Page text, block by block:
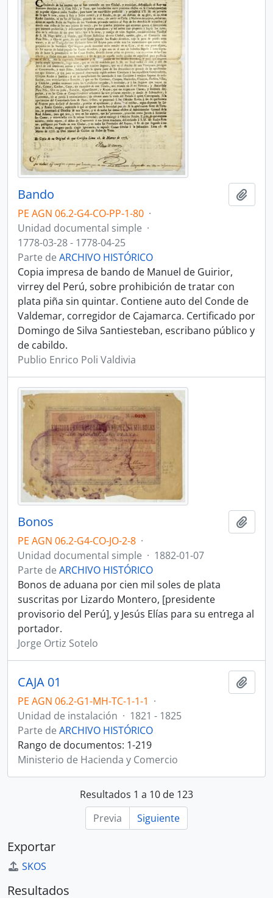
Bando
PE AGN 06.2-G4-CO-PP-1-80 ·
Unidad documental simple ·
1778-03-28 - 1778-04-25
Parte de ARCHIVO HISTÓRICO
Copia impresa de bando de Manuel de Guirior,
virrey del Perú, sobre prohibición de tratar con
plata piña sin quintar. Contiene auto del Conde de
Valdemar, corregidor de Cajamarca. Certificado por
Domingo de Silva Santiesteban, escribano público y
de cabildo.
Publio Enrico Poli Valdivia
Bonos
PE AGN 06.2-G4-CO-JO-2-8 ·
Unidad documental simple · 1882-01-07
Parte de ARCHIVO HISTÓRICO
Bonos de aduana por cien mil soles de plata
suscritas por Lizardo Montero, [presidente
provisorio del Perú], y Jesús Elías para su entrega al
portador.
Jorge Ortiz Sotelo
CAJA 01
PE AGN 06.2-G1-MH-TC-1-1-1 ·
Unidad de instalación · 1821 - 1825
Parte de ARCHIVO HISTÓRICO
Rango de documentos: 1-219
Ministerio de Hacienda y Comercio
Resultados 1 a 10 de 123
Previa
Siguiente
Exportar
SKOS
Resultados